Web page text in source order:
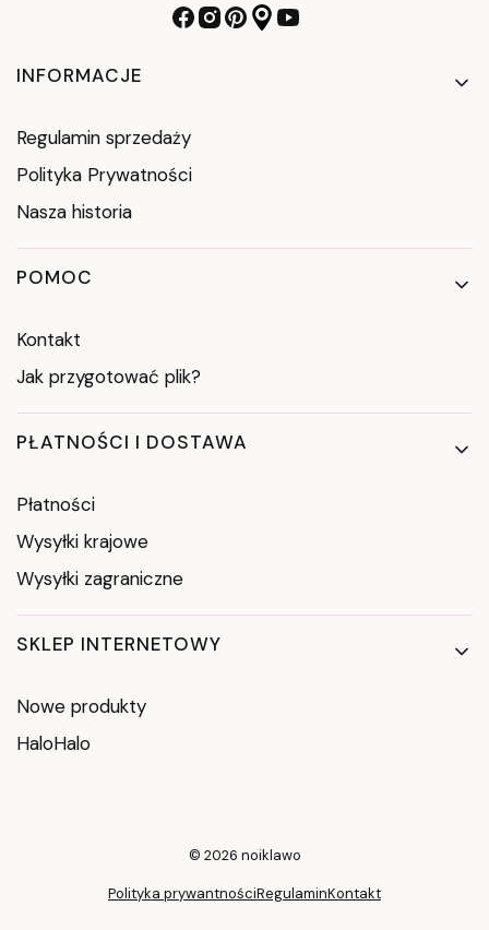
Linki w stopce
INFORMACJE
Regulamin sprzedaży
Polityka Prywatności
Nasza historia
POMOC
Kontakt
Jak przygotować plik?
PŁATNOŚCI I DOSTAWA
Płatności
Wysyłki krajowe
Wysyłki zagraniczne
SKLEP INTERNETOWY
Nowe produkty
HaloHalo
© 2026 noiklawo
Polityka prywantnościRegulaminKontakt